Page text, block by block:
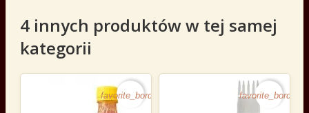
4 innych produktów w tej samej
kategorii
favorite_border favorite_border